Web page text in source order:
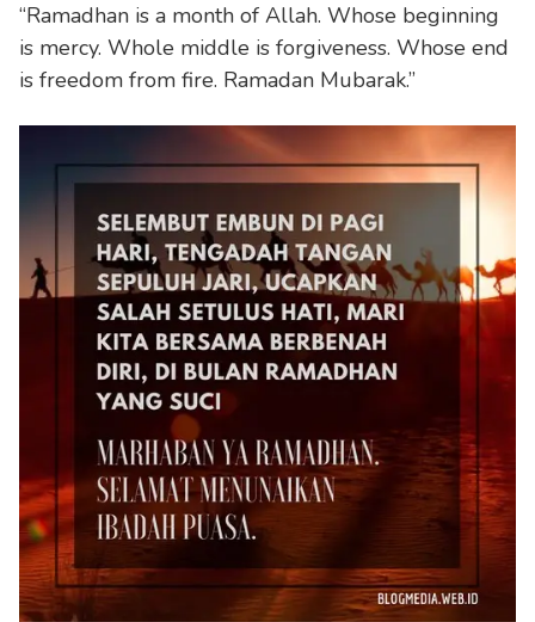
“Ramadhan is a month of Allah. Whose beginning
is mercy. Whole middle is forgiveness. Whose end
is freedom from fire. Ramadan Mubarak.”